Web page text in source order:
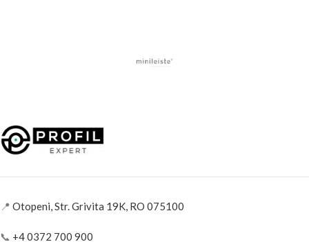
📍 Otopeni, Str. Grivita 19K, RO 075100
📞 +4 0372 700 900